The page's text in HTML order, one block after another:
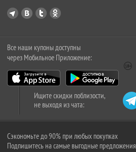
Все наши купоны доступны
через Мобильное Приложение:
Ищите скидки поблизости,
не выходя из чата:
Сэкономьте до 90% при любых покупках
Подпишитесь на самые выгодные предложения